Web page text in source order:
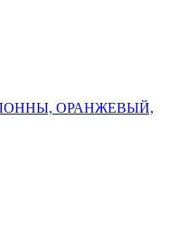
ОРАНЖЕВЫЙ,